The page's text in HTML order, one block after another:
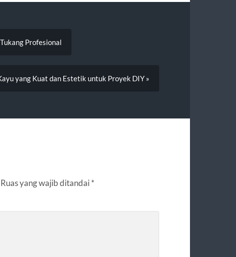
Profesional
yang Kuat dan Estetik untuk Proyek DIY »
Ruas yang wajib ditandai *